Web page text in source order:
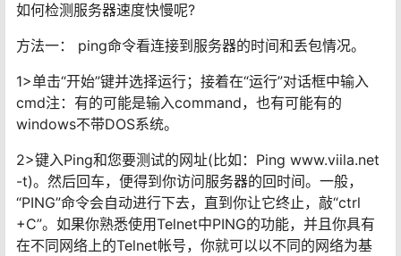
如何检测服务器速度快慢呢?
方法一： ping命令看连接到服务器的时间和丢包情况。
1>单击“开始”键并选择运行；接着在“运行”对话框中输入
cmd注：有的可能是输入command，也有可能有的
windows不带DOS系统。
2>键入Ping和您要测试的网址(比如：Ping www.viila.net
-t)。然后回车，便得到你访问服务器的回时间。一般，
“PING”命令会自动进行下去，直到你让它终止，敲“ctrl
+C”。如果你熟悉使用Telnet中PING的功能，并且你具有
在不同网络上的Telnet帐号，你就可以以不同的网络为基